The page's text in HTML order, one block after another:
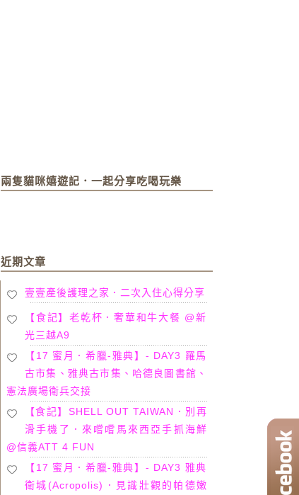
兩隻貓咪嬉遊記．一起分享吃喝玩樂
近期文章
壹壹產後護理之家．二次入住心得分享
【食記】老乾杯．奢華和牛大餐 @新
光三越A9
【17 蜜月．希臘-雅典】- DAY3 羅馬
古市集、雅典古市集、哈德良圖書館、
憲法廣場衛兵交接
【食記】SHELL OUT TAIWAN．別再
滑手機了．來嚐嚐馬來西亞手抓海鮮
@信義ATT 4 FUN
【17 蜜月．希臘-雅典】- DAY3 雅典
衛城(Acropolis)．見識壯觀的帕德嫩